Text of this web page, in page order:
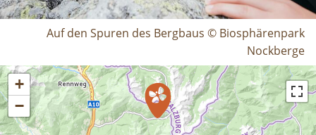
Auf den Spuren des Bergbaus © Biosphärenpark
Nockberge
+
−